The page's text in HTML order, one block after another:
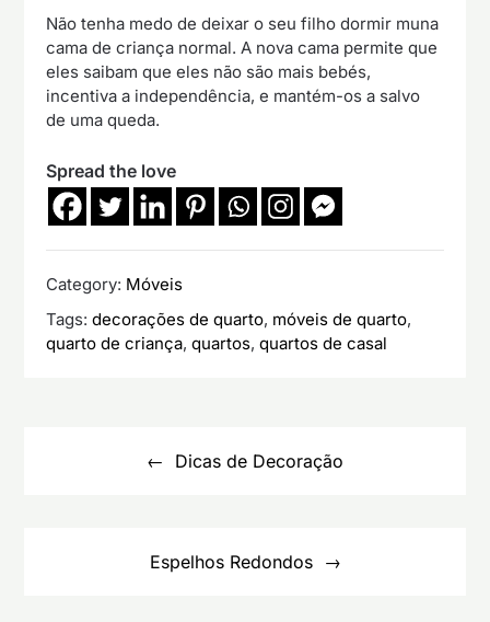
Não tenha medo de deixar o seu filho dormir muna
cama de criança normal. A nova cama permite que
eles saibam que eles não são mais bebés,
incentiva a independência, e mantém-os a salvo
de uma queda.
Spread the love
Category: Móveis
Tags:decorações de quarto, móveis de quarto,
quarto de criança,quartos,quartos de casal
Dicas de Decoração
Espelhos Redondos